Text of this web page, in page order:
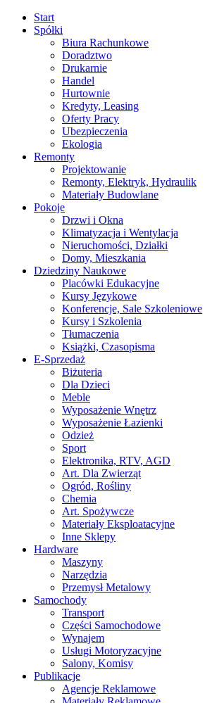
Start
Spółki
Biura Rachunkowe
Doradztwo
Drukarnie
Handel
Hurtownie
Kredyty, Leasing
Oferty Pracy
Ubezpieczenia
Ekologia
Remonty
Projektowanie
Remonty, Elektryk, Hydraulik
Materiały Budowlane
Pokoje
Drzwi i Okna
Klimatyzacja i Wentylacja
Nieruchomości, Działki
Domy, Mieszkania
Dziedziny Naukowe
Placówki Edukacyjne
Kursy Językowe
Konferencje, Sale Szkoleniowe
Kursy i Szkolenia
Tłumaczenia
Książki, Czasopisma
E-Sprzedaż
Biżuteria
Dla Dzieci
Meble
Wyposażenie Wnętrz
Wyposażenie Łazienki
Odzież
Sport
Elektronika, RTV, AGD
Art. Dla Zwierząt
Ogród, Rośliny
Chemia
Art. Spożywcze
Materiały Eksploatacyjne
Inne Sklepy
Hardware
Maszyny
Narzędzia
Przemysł Metalowy
Samochody
Transport
Części Samochodowe
Wynajem
Usługi Motoryzacyjne
Salony, Komisy
Publikacje
Agencje Reklamowe